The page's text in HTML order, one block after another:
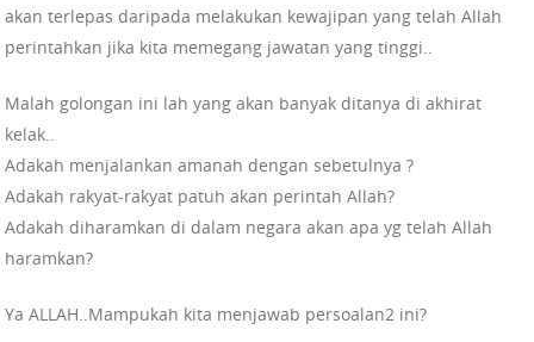
akan terlepas daripada melakukan kewajipan yang telah Allah
perintahkan jika kita memegang jawatan yang tinggi..
Malah golongan ini lah yang akan banyak ditanya di akhirat
kelak..
Adakah menjalankan amanah dengan sebetulnya ?
Adakah rakyat-rakyat patuh akan perintah Allah?
Adakah diharamkan di dalam negara akan apa yg telah Allah
haramkan?
Ya ALLAH..Mampukah kita menjawab persoalan2 ini?